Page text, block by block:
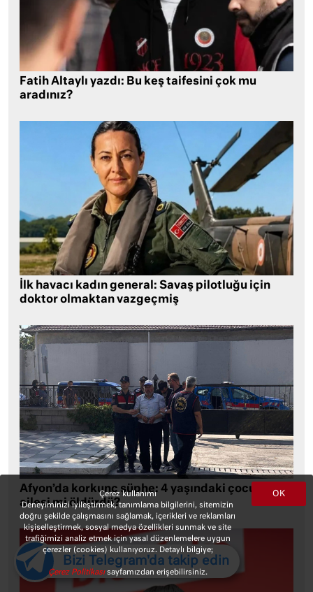
Fatih Altaylı yazdı: Bu keş taifesini çok mu
aradınız?
İlk havacı kadın general: Savaş pilotluğu için
doktor olmaktan vazgeçmiş
Afyon’da korkunç şüphe: 4 yaşındaki çocuğu
ailesi mi öldürdü?
OK
Çerez kullanımı
Deneyiminizi iyileştirmek, tanımlama bilgilerini, sitemizin
doğru şekilde çalışmasını sağlamak, içerikleri ve reklamları
kişiselleştirmek, sosyal medya özellikleri sunmak ve site
trafiğimizi analiz etmek için yasal düzenlemelere uygun
çerezler (cookies) kullanıyoruz. Detaylı bilgiye;
Çerez Politikasısayfamızdan erişebilirsiniz.
Bizi Telegram'da takip edin